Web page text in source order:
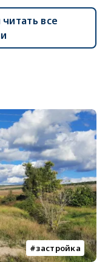
все
застройка